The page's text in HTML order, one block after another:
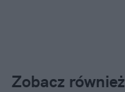
Zobacz również